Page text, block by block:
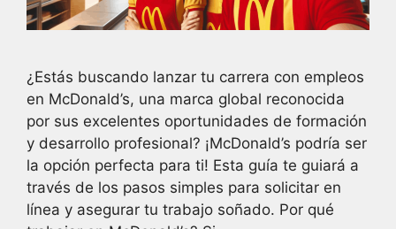
¿Estás buscando lanzar tu carrera con empleos
en McDonald’s, una marca global reconocida
por sus excelentes oportunidades de formación
y desarrollo profesional? ¡McDonald’s podría ser
la opción perfecta para ti! Esta guía te guiará a
través de los pasos simples para solicitar en
línea y asegurar tu trabajo soñado. Por qué